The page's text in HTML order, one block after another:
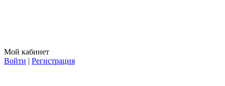
Мой кабинет
Войти | Регистрация